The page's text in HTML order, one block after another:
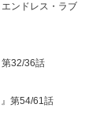
ンドレス・ラブ
32/36話
第54/61話